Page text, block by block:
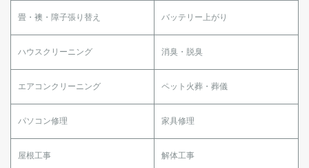
畳・襖・障子張り替え バッテリー上がり
ハウスクリーニング 消臭・脱臭
エアコンクリーニング ペット火葬・葬儀
パソコン修理 家具修理
屋根工事 解体工事